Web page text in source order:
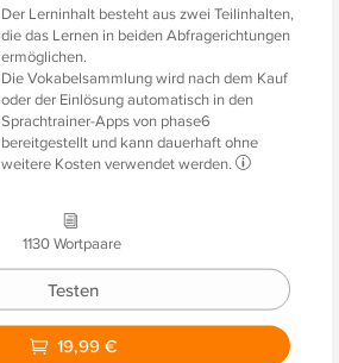
Der Lerninhalt besteht aus zwei Teilinhalten,
die das Lernen in beiden Abfragerichtungen
ermöglichen.
Die Vokabelsammlung wird nach dem Kauf
oder der Einlösung automatisch in den
Sprachtrainer-Apps von phase6
bereitgestellt und kann dauerhaft ohne
weitere Kosten verwendet werden.
1130 Wortpaare
Testen
19,99 €